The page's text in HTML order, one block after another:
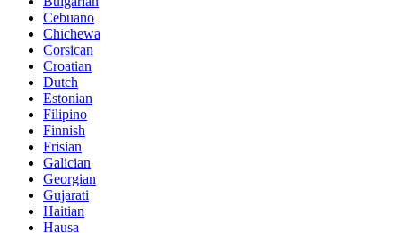
Cebuano
Chichewa
Corsican
Croatian
Dutch
Estonian
Filipino
Finnish
Frisian
Galician
Georgian
Gujarati
Haitian
Hausa